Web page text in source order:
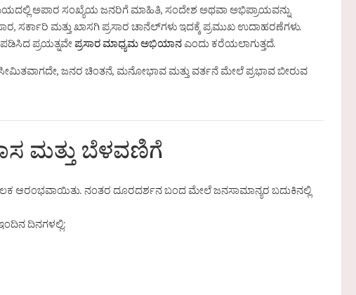
ಅಪಾರ ಸಂಖ್ಯೆಯ ಜನರಿಗೆ ಮಾಹಿತಿ, ಸಂದೇಶ ಅಥವಾ ಅಭಿಪ್ರಾಯವನ್ನು
ಸರ್ಕಾರಿ ಮತ್ತು ಖಾಸಗಿ ಪ್ರಸಾರ ಚಾನೆಲ್‌ಗಳು ಇದಕ್ಕೆ ಪ್ರಮುಖ ಉದಾಹರಣೆಗಳು.
ಪ್ರಯತ್ನವೇಪ್ರಸಾರ ಮಾಧ್ಯಮ ಅಭಿಯಾನಎಂದು ಕರೆಯಲಾಗುತ್ತದೆ.
ಜನರ ಚಿಂತನೆ, ಮನೋಭಾವ ಮತ್ತು ವರ್ತನೆ ಮೇಲೆ ಪ್ರಭಾವ ಬೀರುವ
ಮತ್ತು ಬೆಳವಣಿಗೆ
ಆರಂಭವಾಯಿತು. ನಂತರ ದೂರದರ್ಶನ ಬಂದ ಮೇಲೆ ಜನಸಾಮಾನ್ಯರ ಬದುಕಿನಲ್ಲಿ
ದಿನಗಳಲ್ಲಿ: